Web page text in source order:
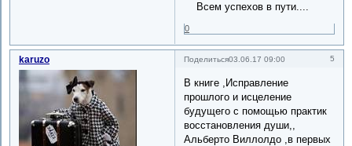
Всем успехов в пути....
0
Поделиться 5
03.06.17 09:00
karuzo
В книге ,Исправление
прошлого и исцеление
будущего с помощью практик
восстановления души,,
Альберто Виллолдо ,в первых